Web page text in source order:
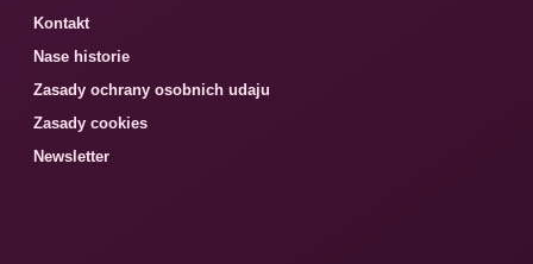
Kontakt
Nase historie
Zasady ochrany osobnich udaju
Zasady cookies
Newsletter